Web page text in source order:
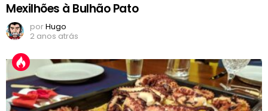
Mexilhões à Bulhão Pato
porHugo
2 anos atrás